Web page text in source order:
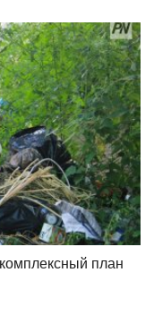
план